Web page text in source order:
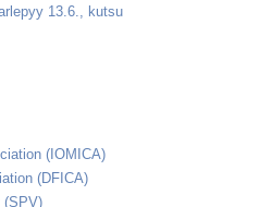
13.6., kutsu
(IOMICA)
(DFICA)
(SPV)